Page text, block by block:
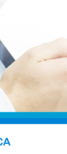
en Soria,
ofreciendo el
una clínica
buenas
a:
el centro de
Endodoncia
Se dispone